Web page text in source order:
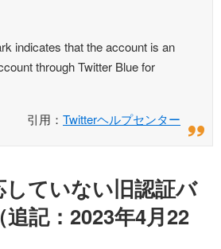
indicates that the account is an
through Twitter Blue for
引用： Twitterヘルプセンター
ていない旧認証バ
記：2023年4月22